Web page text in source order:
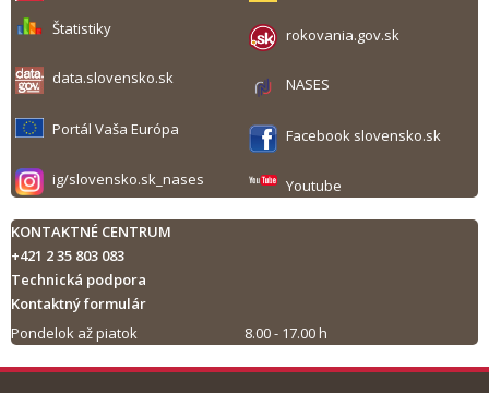
Štatistiky rokovania.gov.sk
data.slovensko.sk NASES
Portál Vaša Európa Facebook slovensko.sk
ig/slovensko.sk_nases Youtube
KONTAKTNÉ CENTRUM
+421 2 35 803 083
Technická podpora
Kontaktný formulár
Pondelok až piatok
8.00 - 17.00 h
Tlač obsahu